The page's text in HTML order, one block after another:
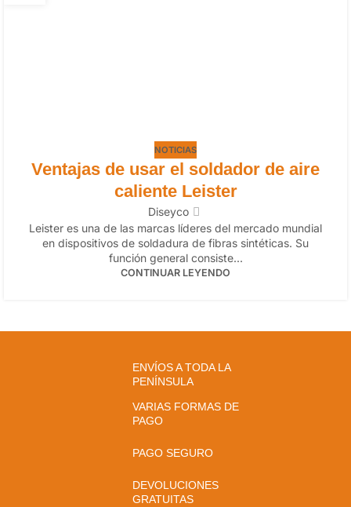
NOTICIAS
Ventajas de usar el soldador de aire
caliente Leister
Diseyco
Leister es una de las marcas líderes del mercado mundial
en dispositivos de soldadura de fibras sintéticas. Su
función general consiste...
CONTINUAR LEYENDO
ENVÍOS A TODA LA
PENÍNSULA
VARIAS FORMAS DE
PAGO
PAGO SEGURO
DEVOLUCIONES
GRATUITAS